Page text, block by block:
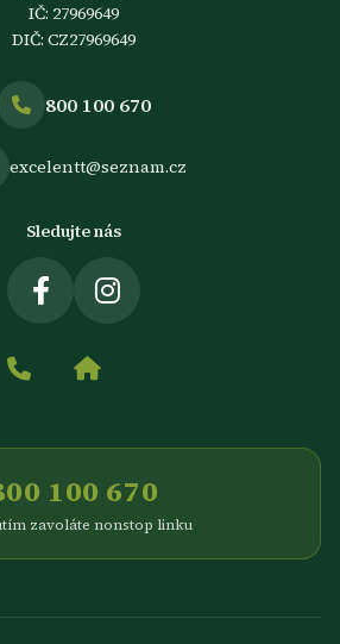
IČ: 27969649
DIČ: CZ27969649
800 100 670
excelentt@seznam.cz
Sledujte nás
100 670
zavoláte nonstop linku